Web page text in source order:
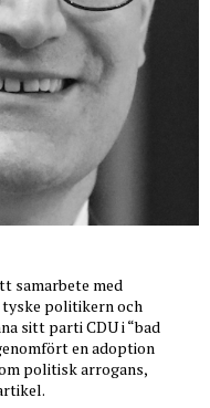
samarbete med
politikern och
sitt parti CDU i “bad
en adoption
politisk arrogans,